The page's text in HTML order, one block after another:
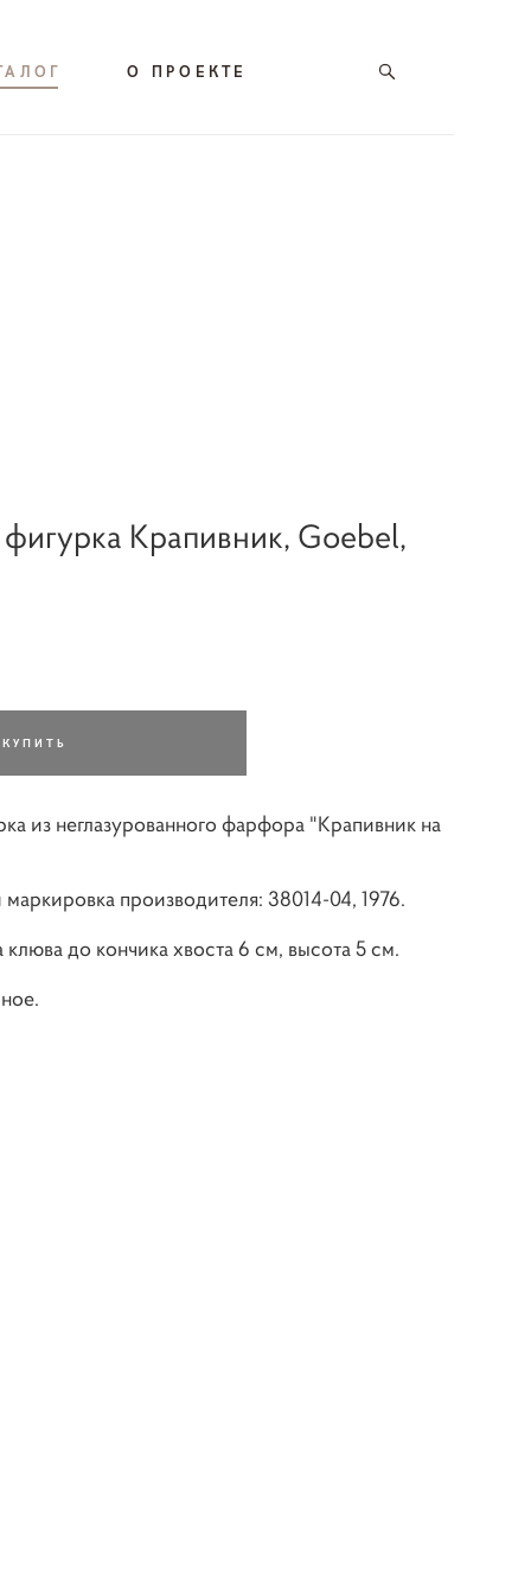
О ПРОЕКТЕ
Крапивник, Goebel,
КУПИТЬ
из неглазурованного фарфора "Крапивник на
производителя: 38014-04, 1976.
клюва до кончика хвоста 6 см, высота 5 см.